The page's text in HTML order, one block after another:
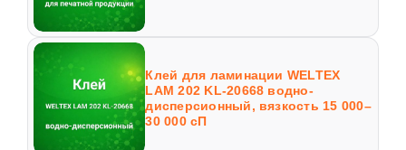
Клей для ламинации WELTEX
LAM 202 KL-20668 водно-
дисперсионный, вязкость 15 000–
30 000 сП